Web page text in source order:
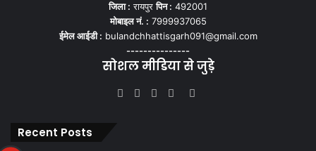
Public awareness and education: The media plays a vital
role in educating the public about human rights principles,
standards, and violations. It helps shape public opinion by
understanding, encouraging individuals to become
जिला : रायपुरपिन : 492001
मोबाइल नं. : 7999937065
ईमेल आईडी : bulandchhattisgarh091@gmail.com
---------------
सोशल मीडिया से जुड़े
Facebook
TwitterYouTubeInstagram
WhatsApp
Recent Posts